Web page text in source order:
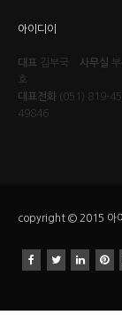
아이디이
대표 김부국 사무실
호
대표전화 (051) 819-
49846
copyright © 2015 아